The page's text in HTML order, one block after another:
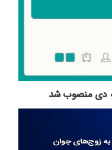
دی منصوب شد